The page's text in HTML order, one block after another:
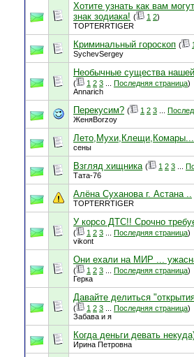
Хотите узнать как вам
знак зодиака! ( 1 2)
TOPTERRTIGER
Криминальный гороскоп ( 1
SychevSergey
Необычные существа
( 1 2 3 Последняя страница)
Annarich
Перекусим? ( 1 2 3
ЖеняBorzoy
Лето,Мухи,Клещи,Комары...
сены
Взгляд хищника ( 1 2 3
Тата-76
Алёна Суханова г. Астана ..
TOPTERRTIGER
У корсо ДТС!! Срочно
( 1 2 3 Последняя страница)
vikont
Они ехали на МИР ...
( 1 2 3 Последняя страница)
Герка
Давайте делиться
( 1 2 3 Последняя страница)
Забава и я
Когда деньги девать
Ирина Петровна